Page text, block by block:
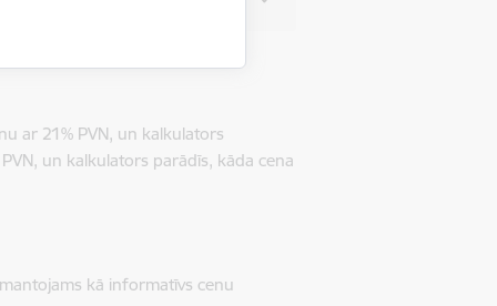
ar 21% PVN, un kalkulators
un kalkulators parādīs, kāda cena
kā informatīvs cenu